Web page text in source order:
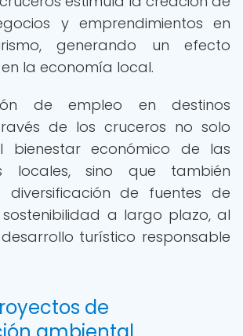
y emprendimientos en
generando un efecto
la economía local.
de empleo en destinos
de los cruceros no solo
bienestar económico de las
locales, sino que también
diversificación de fuentes de
a largo plazo, al
turístico responsable
de